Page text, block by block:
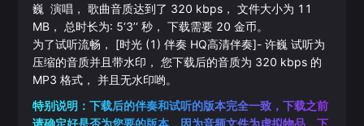
巍 演唱， 歌曲音质达到了 320 kbps， 文件大小为 11
MB， 总时长为: 5‘3’‘秒， 下载需要 20 金币。
为了试听流畅， [时光 (1) 伴奏 HQ高清伴奏]- 许巍 试听为
压缩的音质并且带水印， 您下载后的音质为 320 kbps 的
MP3 格式， 并且无水印哟。
特别说明：下载后的伴奏和试听的版本完全一致，下载之前
请确定好是否为您要的版本，因为音频文件为虚拟物品，下